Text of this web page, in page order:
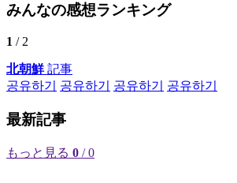
みんなの感想ランキング
1 / 2
北朝鮮記事
공유하기
공유하기 공유하기 공유하기
最新記事
もっと見る 0 / 0